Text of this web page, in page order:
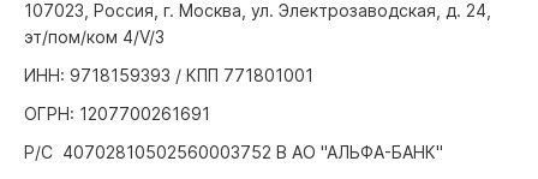
107023, Россия, г. Москва, ул. Электрозаводская, д. 24,
эт/пом/ком 4/V/3
ИНН: 9718159393 / КПП 771801001
ОГРН: 1207700261691
Р/С 40702810502560003752 В АО "АЛЬФА-БАНК"